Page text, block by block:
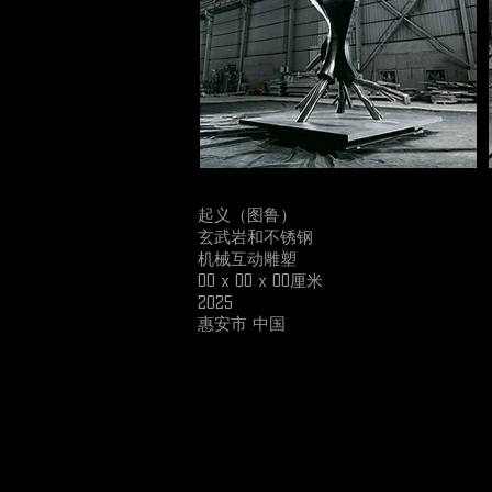
起义（图鲁）
玄武岩和不锈钢
机械互动雕塑
00 x 00 x 00厘米
2025
惠安市 中国